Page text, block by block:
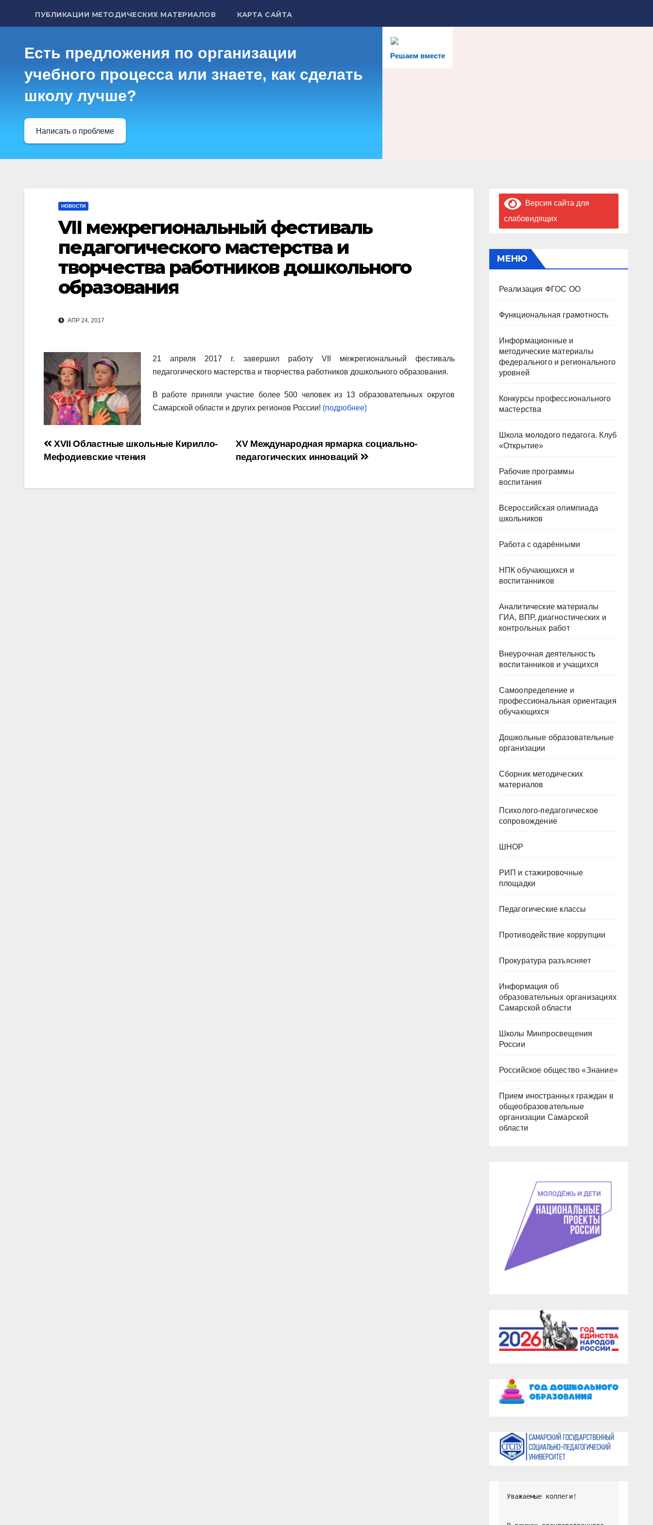
ПУБЛИКАЦИИ МЕТОДИЧЕСКИХ МАТЕРИАЛОВ КАРТА САЙТА
Решаем вместе
Есть предложения по организации
учебного процесса или знаете, как сделать
школу лучше?
Написать о проблеме
НОВОСТИ
VII межрегиональный фестиваль
педагогического мастерства и
творчества работников дошкольного
образования
АПР 24, 2017
21 апреля 2017 г. завершил работу VII межрегиональный фестиваль
педагогического мастерства и творчества работников дошкольного образования.
В работе приняли участие более 500 человек из 13 образовательных округов
Самарской области и других регионов России! (подробнее)
Навигация
по
записям
XV Международная ярмарка социально-
педагогических инноваций
XVII Областные школьные Кирилло-
Мефодиевские чтения
Версия сайта для
слабовидящих
МЕНЮ
Реализация ФГОС ОО
Функциональная грамотность
Информационные и
методические материалы
федерального и регионального
уровней
Конкурсы профессионального
мастерства
Школа молодого педагога. Клуб
«Открытие»
Рабочие программы
воспитания
Всероссийская олимпиада
школьников
Работа с одарёнными
НПК обучающихся и
воспитанников
Аналитические материалы
ГИА, ВПР, диагностических и
контрольных работ
Внеурочная деятельность
воспитанников и учащихся
Самоопределение и
профессиональная ориентация
обучающихся
Дошкольные образовательные
организации
Сборник методических
материалов
Психолого-педагогическое
сопровождение
ШНОР
РИП и стажировочные
площадки
Педагогические классы
Противодействие коррупции
Прокуратура разъясняет
Информация об
образовательных организациях
Самарской области
Школы Минпросвещения
России
Российское общество «Знание»
Прием иностранных граждан в
общеобразовательные
организации Самарской
области
Уважаемые коллеги!